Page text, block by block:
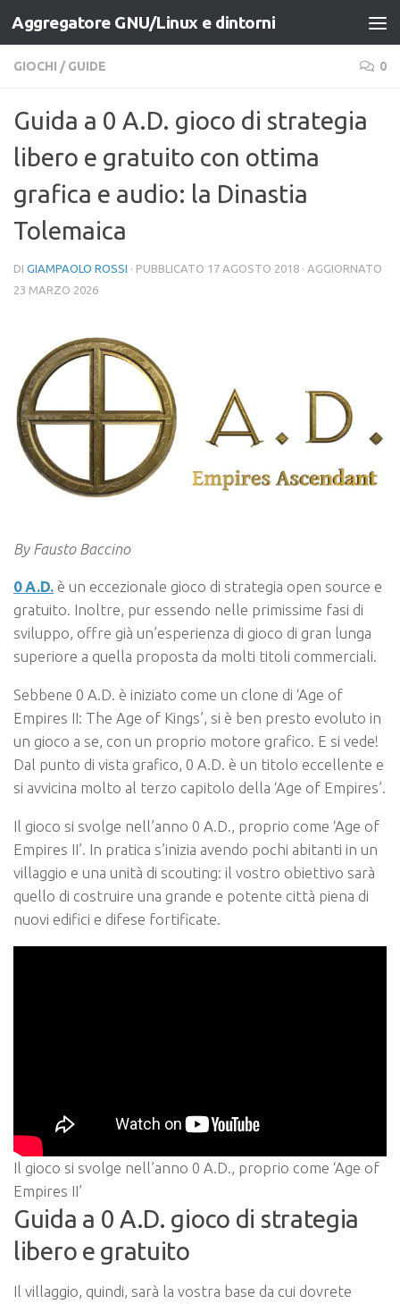
Salta al contenuto
Aggregatore GNU/Linux e dintorni
GIOCHI / GUIDE 0
Guida a 0 A.D. gioco di strategia
libero e gratuito con ottima
grafica e audio: la Dinastia
Tolemaica
DI GIAMPAOLO ROSSI · PUBBLICATO 17 AGOSTO 2018 · AGGIORNATO
23 MARZO 2026
By Fausto Baccino
0 A.D. è un eccezionale gioco di strategia open source e
gratuito. Inoltre, pur essendo nelle primissime fasi di
sviluppo, offre già un’esperienza di gioco di gran lunga
superiore a quella proposta da molti titoli commerciali.
Sebbene 0 A.D. è iniziato come un clone di ‘Age of
Empires II: The Age of Kings’, si è ben presto evoluto in
un gioco a se, con un proprio motore grafico. E si vede!
Dal punto di vista grafico, 0 A.D. è un titolo eccellente e
si avvicina molto al terzo capitolo della ‘Age of Empires’.
Il gioco si svolge nell’anno 0 A.D., proprio come ‘Age of
Empires II’. In pratica s’inizia avendo pochi abitanti in un
villaggio e una unità di scouting: il vostro obiettivo sarà
quello di costruire una grande e potente città piena di
nuovi edifici e difese fortificate.
Il gioco si svolge nell’anno 0 A.D., proprio come ‘Age of
Empires II’
Guida a 0 A.D. gioco di strategia
libero e gratuito
Il villaggio, quindi, sarà la vostra base da cui dovrete